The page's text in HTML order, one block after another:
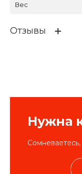
Вес
Отзывы
Нужна